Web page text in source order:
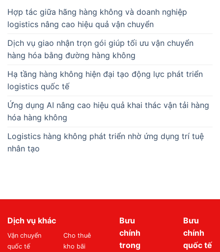
Hợp tác giữa hãng hàng không và doanh nghiệp
logistics nâng cao hiệu quả vận chuyển
Dịch vụ giao nhận trọn gói giúp tối ưu vận chuyển
hàng hóa bằng đường hàng không
Hạ tầng hàng không hiện đại tạo động lực phát triển
logistics quốc tế
Ứng dụng AI nâng cao hiệu quả khai thác vận tải hàng
hóa hàng không
Logistics hàng không phát triển nhờ ứng dụng trí tuệ
nhân tạo
Dịch vụ khác
Vận chuyển
quốc tế
Cho thuê
kho bãi
Bưu
chính
trong
Bưu
chính
quốc tế